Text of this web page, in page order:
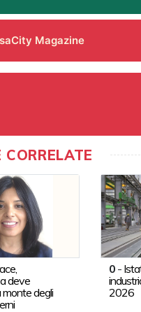
Magazine
CORRELATE
deve
degli
0 -
2026